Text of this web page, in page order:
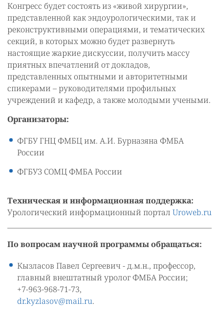
Конгресс будет состоять из «живой хирургии»,
представленной как эндоурологическими, так и
реконструктивными операциями, и тематических
секций, в которых можно будет развернуть
настоящие жаркие дискуссии, получить массу
приятных впечатлений от докладов,
представленных опытными и авторитетными
спикерами – руководителями профильных
учреждений и кафедр, а также молодыми учеными.
Организаторы:
ФГБУ ГНЦ ФМБЦ им. А.И. Бурназяна ФМБА
России
ФГБУЗ СОМЦ ФМБА России
Техническая и информационная поддержка:
Урологический информационный портал Uroweb.ru
По вопросам научной программы обращаться:
Кызласов Павел Сергеевич - д.м.н., профессор,
главный внештатный уролог ФМБА России;
+7-963-968-71-73,
dr.kyzlasov@mail.ru.